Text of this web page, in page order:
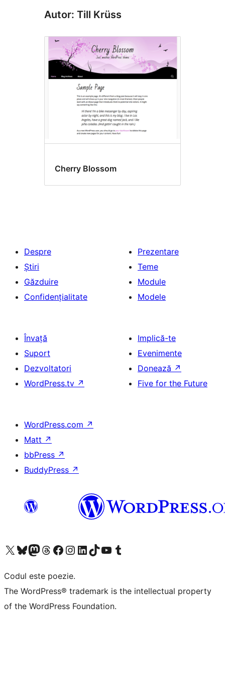
Autor: Till Krüss
Cherry Blossom
Despre
Știri
Găzduire
Confidențialitate
Prezentare
Teme
Module
Modele
Învață
Suport
Dezvoltatori
WordPress.tv ↗
Implică-te
Evenimente
Donează ↗
Five for the Future
WordPress.com ↗
Matt ↗
bbPress ↗
BuddyPress ↗
Mergi la contul nostru X (fost Twitter)
Vizitează contul nostru Bluesky
Vizitează contul nostru Mastodon
Vizitează contul nostru Threads
Vizitează pagina noastră Facebook
Vizitează-ne pe Instagram
Vizitează-ne pe LinkedIn
Vizitează contul nostru TikTok
Vizitează canalul nostru YouTube
Vizitează contul nostru Tumblr
Codul este poezie.
The WordPress® trademark is the intellectual property
of the WordPress Foundation.